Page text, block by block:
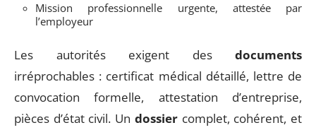
Mission professionnelle urgente, attestée par
l’employeur
Les autorités exigent des documents
irréprochables : certificat médical détaillé, lettre de
convocation formelle, attestation d’entreprise,
pièces d’état civil. Un dossiercomplet, cohérent, et